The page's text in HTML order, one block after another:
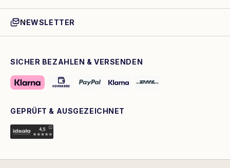
NEWSLETTER
SICHER BEZAHLEN & VERSENDEN
GEPRÜFT & AUSGEZEICHNET